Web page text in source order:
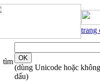
trang
tìm
(dùng Unicode hoặc không
dấu)